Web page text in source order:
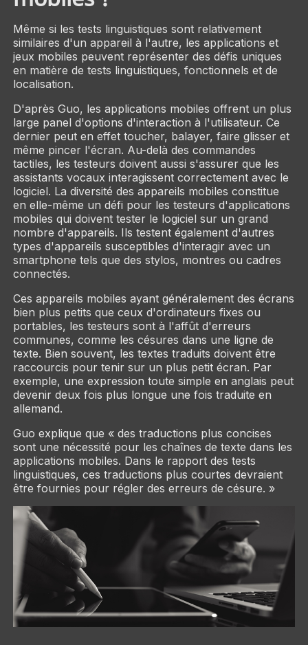
Même si les tests linguistiques sont relativement
similaires d'un appareil à l'autre, les applications et
jeux mobiles peuvent représenter des défis uniques
en matière de tests linguistiques, fonctionnels et de
localisation.
D'après Guo, les applications mobiles offrent un plus
large panel d'options d'interaction à l'utilisateur. Ce
dernier peut en effet toucher, balayer, faire glisser et
même pincer l'écran. Au-delà des commandes
tactiles, les testeurs doivent aussi s'assurer que les
assistants vocaux interagissent correctement avec le
logiciel. La diversité des appareils mobiles constitue
en elle-même un défi pour les testeurs d'applications
mobiles qui doivent tester le logiciel sur un grand
nombre d'appareils. Ils testent également d'autres
types d'appareils susceptibles d'interagir avec un
smartphone tels que des stylos, montres ou cadres
connectés.
Ces appareils mobiles ayant généralement des écrans
bien plus petits que ceux d'ordinateurs fixes ou
portables, les testeurs sont à l'affût d'erreurs
communes, comme les césures dans une ligne de
texte. Bien souvent, les textes traduits doivent être
raccourcis pour tenir sur un plus petit écran. Par
exemple, une expression toute simple en anglais peut
devenir deux fois plus longue une fois traduite en
allemand.
Guo explique que « des traductions plus concises
sont une nécessité pour les chaînes de texte dans les
applications mobiles. Dans le rapport des tests
linguistiques, ces traductions plus courtes devraient
être fournies pour régler des erreurs de césure. »